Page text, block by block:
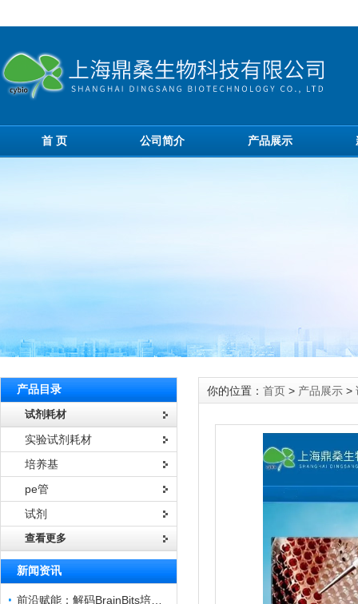
首 页 公司简介 产品展示
产品目录
试剂耗材
实验试剂耗材
培养基
pe管
试剂
查看更多
新闻资讯
你的位置： 首页 > 产品展示 >